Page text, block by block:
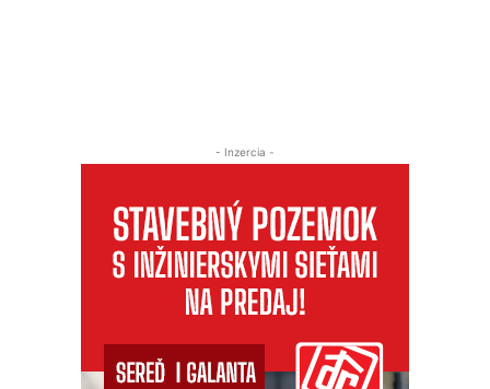
- Inzercia -